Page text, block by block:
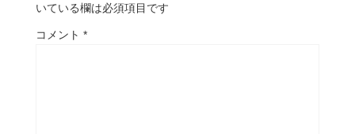
いている欄は必須項目です
コメント *